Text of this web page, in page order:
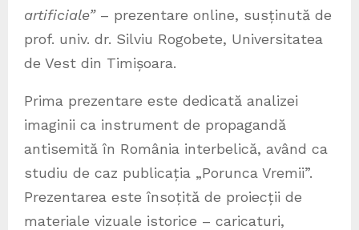
artificiale”– prezentare online, susținută de
prof. univ. dr. Silviu Rogobete, Universitatea
de Vest din Timișoara.
Prima prezentare este dedicată analizei
imaginii ca instrument de propagandă
antisemită în România interbelică, având ca
studiu de caz publicația „Porunca Vremii”.
Prezentarea este însoțită de proiecții de
materiale vizuale istorice – caricaturi,